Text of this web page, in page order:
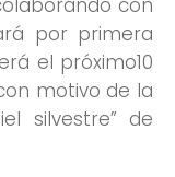
con
por primera
el próximo10
motivo de la
silvestre” de